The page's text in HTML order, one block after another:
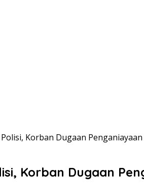
Korban Dugaan
Korban Dugaan